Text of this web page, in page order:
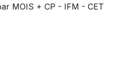
MOIS + CP - IFM - CET